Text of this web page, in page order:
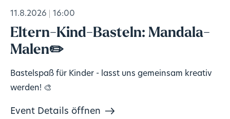
11.8.2026 16:00
Eltern-Kind-Basteln: Mandala-
Malen✏️
Bastelspaß für Kinder - lasst uns gemeinsam kreativ
werden! 🎨
Event Details öffnen